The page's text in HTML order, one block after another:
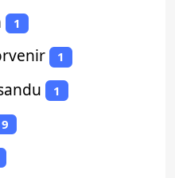
1
1
1
9